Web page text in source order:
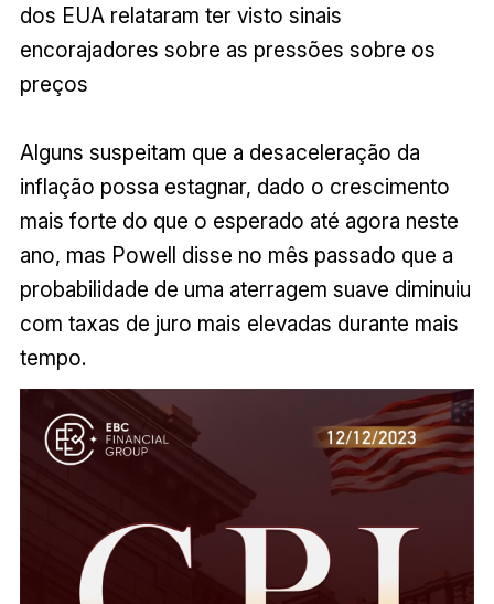
dos EUA relataram ter visto sinais
encorajadores sobre as pressões sobre os
preços
Alguns suspeitam que a desaceleração da
inflação possa estagnar, dado o crescimento
mais forte do que o esperado até agora neste
ano, mas Powell disse no mês passado que a
probabilidade de uma aterragem suave diminuiu
com taxas de juro mais elevadas durante mais
tempo.